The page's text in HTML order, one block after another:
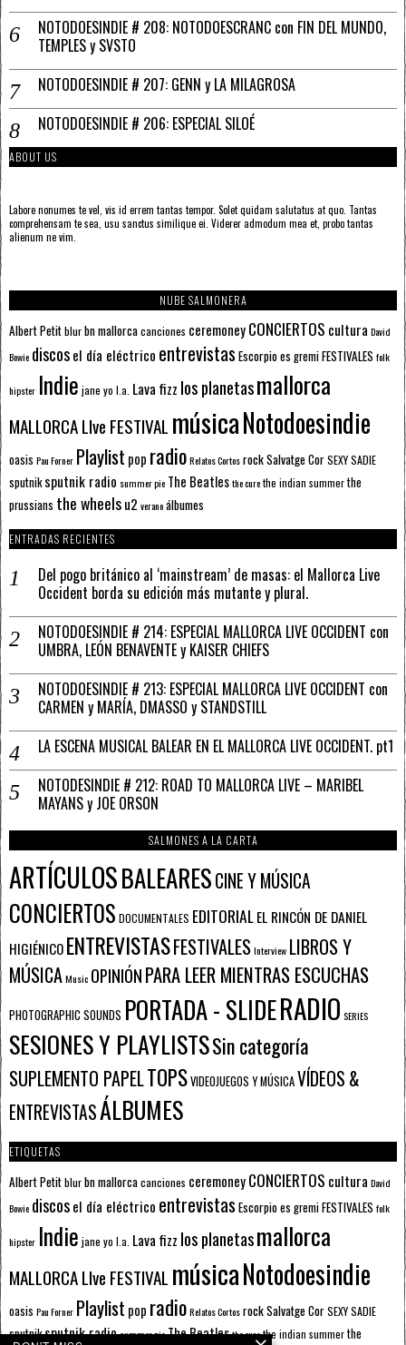
NOTODOESINDIE # 208: NOTODOESCRANC con FIN DEL MUNDO,
TEMPLES y SVSTO
NOTODOESINDIE # 207: GENN y LA MILAGROSA
NOTODOESINDIE # 206: ESPECIAL SILOÉ
ABOUT US
Labore nonumes te vel, vis id errem tantas tempor. Solet quidam salutatus at quo. Tantas
comprehensam te sea, usu sanctus similique ei. Viderer admodum mea et, probo tantas
alienum ne vim.
NUBE SALMONERA
Albert Petitblurbn mallorcacanciones ceremoneyCONCIERTOS cultura David
Bowie discosel día eléctrico entrevistas Escorpioes gremiFESTIVALES folk
hipster Indie jane yo l.a. Lava fizz los planetasmallorca
MALLORCA LIve FESTIVAL músicaNotodoesindie
oasis Pau Forner Playlist pop radioRelatos CortosrockSalvatge CorSEXY SADIE
sputnik sputnik radio summer pie The Beatlesthe curethe indian summerthe
prussians the wheelsu2 veranoálbumes
ENTRADAS RECIENTES
Del pogo británico al ‘mainstream’ de masas: el Mallorca Live
Occident borda su edición más mutante y plural.
NOTODOESINDIE # 214: ESPECIAL MALLORCA LIVE OCCIDENT con
UMBRA, LEÓN BENAVENTE y KAISER CHIEFS
NOTODOESINDIE # 213: ESPECIAL MALLORCA LIVE OCCIDENT con
CARMEN y MARÍA, DMASSO y STANDSTILL
LA ESCENA MUSICAL BALEAR EN EL MALLORCA LIVE OCCIDENT. pt1
NOTODESINDIE # 212: ROAD TO MALLORCA LIVE – MARIBEL
MAYANS y JOE ORSON
SALMONES A LA CARTA
ARTÍCULOSBALEARESCINE Y MÚSICA
CONCIERTOS DOCUMENTALES EDITORIALEL RINCÓN DE DANIEL
HIGIÉNICOENTREVISTASFESTIVALESInterview LIBROS Y
MÚSICAMusic OPINIÓNPARA LEER MIENTRAS ESCUCHAS
PHOTOGRAPHIC SOUNDS PORTADA - SLIDERADIO SERIES
SESIONES Y PLAYLISTSSin categoría
SUPLEMENTO PAPELTOPSVIDEOJUEGOS Y MÚSICAVÍDEOS &
ENTREVISTASÁLBUMES
ETIQUETAS
Albert Petitblurbn mallorcacanciones ceremoneyCONCIERTOS cultura David
Bowie discosel día eléctrico entrevistas Escorpioes gremiFESTIVALES folk
hipster Indie jane yo l.a. Lava fizz los planetasmallorca
MALLORCA LIve FESTIVAL músicaNotodoesindie
oasis Pau Forner Playlist pop radioRelatos CortosrockSalvatge CorSEXY SADIE
sputniksputnik radiosummer pieThe Beatlesthe curethe indian summerthe